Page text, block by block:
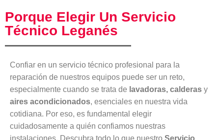
Porque Elegir Un Servicio
Técnico Leganés
Confiar en un servicio técnico profesional para la
reparación de nuestros equipos puede ser un reto,
especialmente cuando se trata de lavadoras, calderas y
aires acondicionados, esenciales en nuestra vida
cotidiana. Por eso, es fundamental elegir
cuidadosamente a quién confiamos nuestras
instalaciones. Descubra todo lo que nuestro Servicio